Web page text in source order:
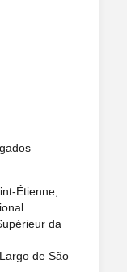
Étienne,
da
de São